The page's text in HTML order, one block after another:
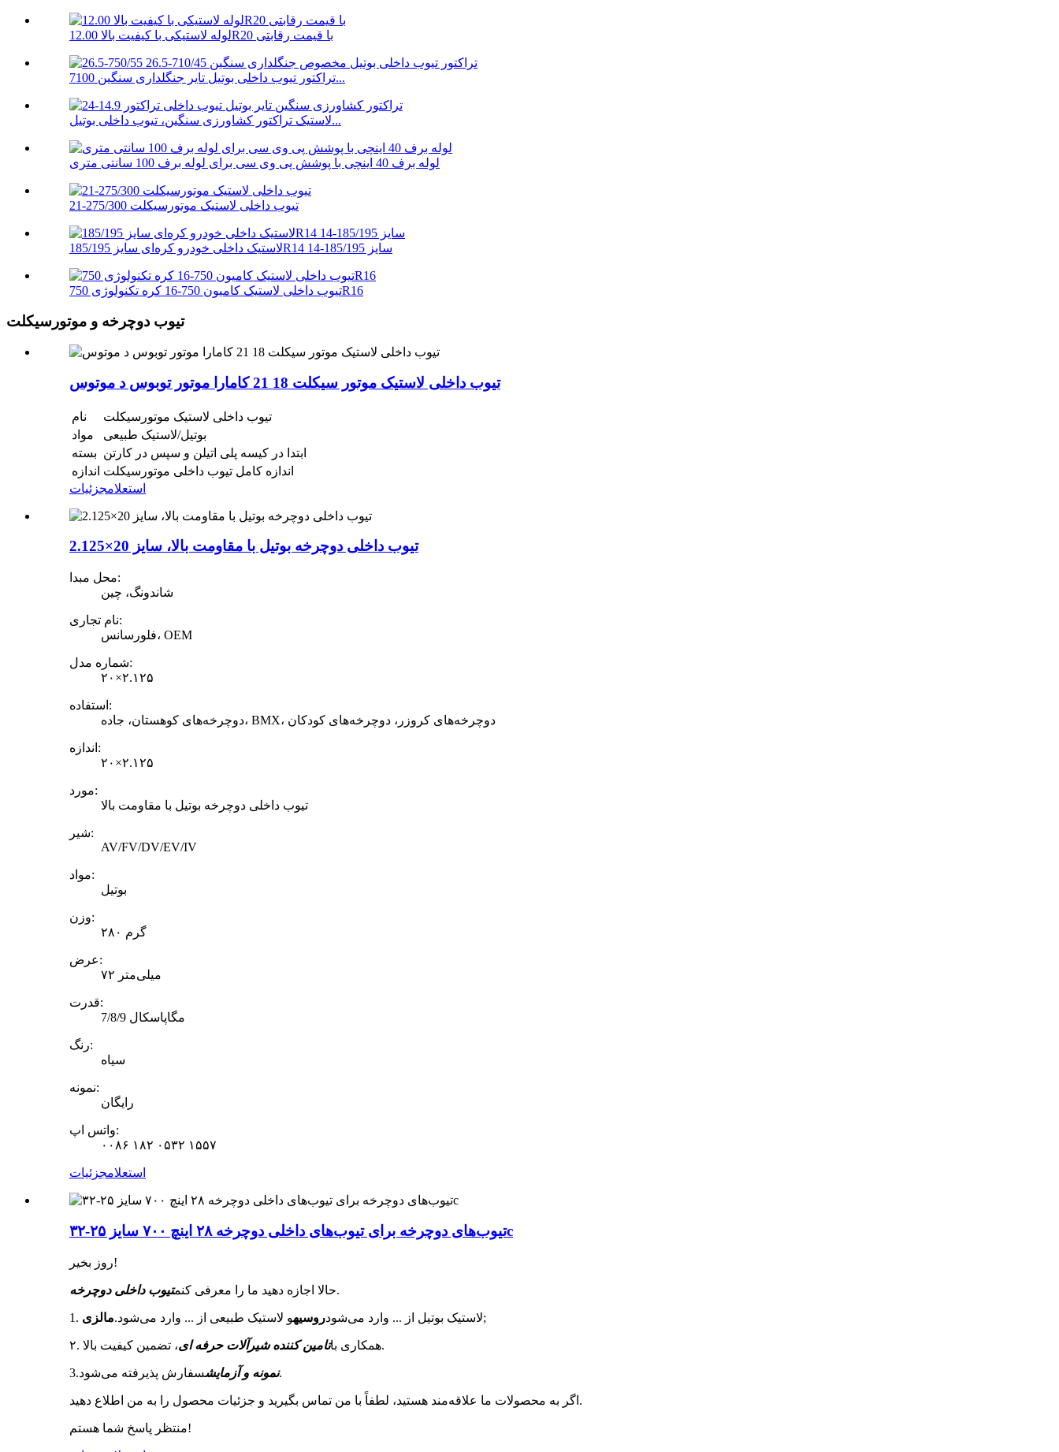
لوله لاستیکی با کیفیت بالا 12.00R20 با قیمت رقابتی
تراکتور تیوب داخلی بوتیل تایر جنگلداری سنگین 7100...
لاستیک تراکتور کشاورزی سنگین، تیوب داخلی بوتیل...
لوله برف 40 اینچی با پوشش پی وی سی برای لوله برف 100 سانتی متری
تیوب داخلی لاستیک موتورسیکلت 275/300-21
لاستیک داخلی خودرو کره‌ای سایز 185/195R14 سایز 185/195-14
تیوب داخلی لاستیک کامیون 750-16 کره تکنولوژی 750R16
تیوب دوچرخه و موتورسیکلت
تیوب داخلی لاستیک موتور سیکلت 18 21 کامارا موتور توبوس د موتوس
نام
تیوب داخلی لاستیک موتورسیکلت
مواد
بوتیل/لاستیک طبیعی
بسته ابتدا در کیسه پلی اتیلن و سپس در کارتن
اندازه اندازه کامل تیوب داخلی موتورسیکلت
استعلامجزئیات
تیوب داخلی دوچرخه بوتیل با مقاومت بالا، سایز 20×2.125
محل مبدا:
شاندونگ، چین
نام تجاری:
فلورسانس، OEM
شماره مدل:
۲۰×۲.۱۲۵
استفاده:
دوچرخه‌های کوهستان، جاده، BMX، دوچرخه‌های کروزر، دوچرخه‌های کودکان
اندازه:
۲۰×۲.۱۲۵
مورد:
تیوب داخلی دوچرخه بوتیل با مقاومت بالا
شیر:
AV/FV/DV/EV/IV
مواد:
بوتیل
وزن:
۲۸۰ گرم
عرض:
۷۲ میلی‌متر
قدرت:
7/8/9 مگاپاسکال
رنگ:
سیاه
نمونه:
رایگان
واتس اپ:
۰۰۸۶ ۱۸۲ ۰۵۳۲ ۱۵۵۷
استعلامجزئیات
تیوب‌های دوچرخه برای تیوب‌های داخلی دوچرخه ۲۸ اینچ ۷۰۰ سایز ۲۵-۳۲c
روز بخیر!
حالا اجازه دهید ما را معرفی کنمتیوب داخلی دوچرخه .
1. لاستیک بوتیل از ... وارد می‌شودروسیهو لاستیک طبیعی از ... وارد می‌شود.مالزی ;
۲. همکاری باتامین کننده شیرآلات حرفه ای ، تضمین کیفیت بالا.
3. نمونه و آزمایشسفارش پذیرفته می‌شود.
اگر به محصولات ما علاقه‌مند هستید، لطفاً با من تماس بگیرید و جزئیات محصول را به من اطلاع دهید.
منتظر پاسخ شما هستم!